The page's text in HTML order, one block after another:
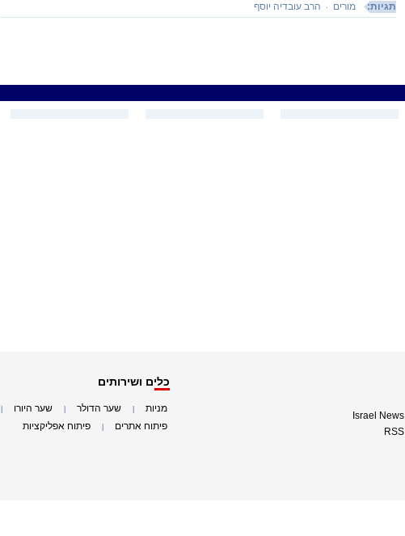
תגיות: מורים הרב עובדיה יוסף
Israel News
RSS
כלים ושירותים
מניות שער הדולר שער היורו
פיתוח אתרים פיתוח אפליקציות